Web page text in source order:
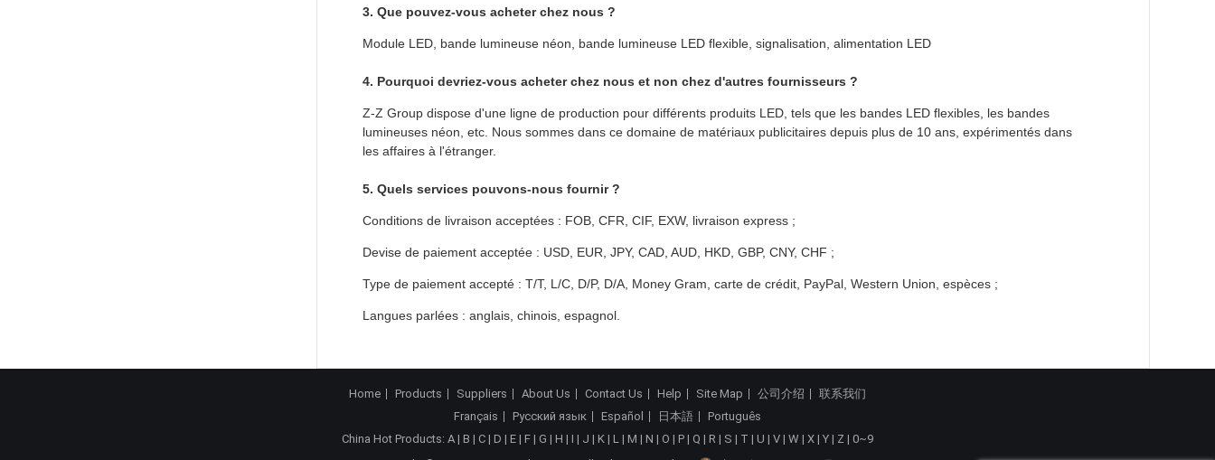
3. Que pouvez-vous acheter chez nous ?
Module LED, bande lumineuse néon, bande lumineuse LED flexible, signalisation, alimentation LED
4. Pourquoi devriez-vous acheter chez nous et non chez d'autres fournisseurs ?
Z-Z Group dispose d'une ligne de production pour différents produits LED, tels que les bandes LED flexibles, les bandes
lumineuses néon, etc. Nous sommes dans ce domaine de matériaux publicitaires depuis plus de 10 ans, expérimentés dans
les affaires à l'étranger.
5. Quels services pouvons-nous fournir ?
Conditions de livraison acceptées : FOB, CFR, CIF, EXW, livraison express ;
Devise de paiement acceptée : USD, EUR, JPY, CAD, AUD, HKD, GBP, CNY, CHF ;
Type de paiement accepté : T/T, L/C, D/P, D/A, Money Gram, carte de crédit, PayPal, Western Union, espèces ;
Langues parlées : anglais, chinois, espagnol.
Home Products Suppliers About Us Contact Us Help Site Map 公司介绍
联系我们
Français
Русский язык Español 日本語
Português
China Hot Products: A | B | C | D | E | F | G | H | I | J | K | L | M | N | O | P | Q | R | S | T | U | V | W | X | Y | Z | 0~9